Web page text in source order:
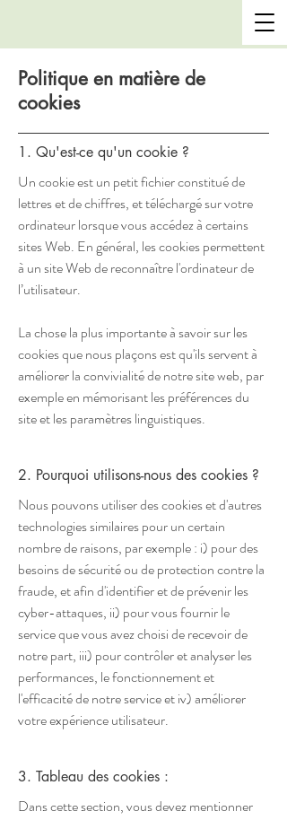
Politique en matière de
cookies
1. Qu'est-ce qu'un cookie ?
Un cookie est un petit fichier constitué de
lettres et de chiffres, et téléchargé sur votre
ordinateur lorsque vous accédez à certains
sites Web. En général, les cookies permettent
à un site Web de reconnaître l'ordinateur de
l’utilisateur.
La chose la plus importante à savoir sur les
cookies que nous plaçons est qu'ils servent à
améliorer la convivialité de notre site web, par
exemple en mémorisant les préférences du
site et les paramètres linguistiques.
2. Pourquoi utilisons-nous des cookies ?
Nous pouvons utiliser des cookies et d'autres
technologies similaires pour un certain
nombre de raisons, par exemple : i) pour des
besoins de sécurité ou de protection contre la
fraude, et afin d'identifier et de prévenir les
cyber-attaques, ii) pour vous fournir le
service que vous avez choisi de recevoir de
notre part, iii) pour contrôler et analyser les
performances, le fonctionnement et
l'efficacité de notre service et iv) améliorer
votre expérience utilisateur.
3. Tableau des cookies :
Dans cette section, vous devez mentionner